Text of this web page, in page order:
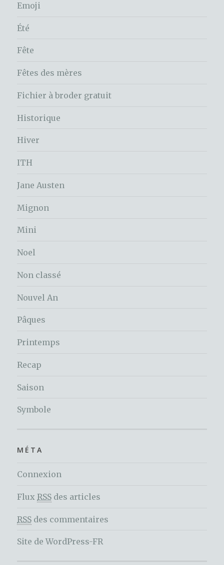
Emoji
Été
Fête
Fêtes des mères
Fichier à broder gratuit
Historique
Hiver
ITH
Jane Austen
Mignon
Mini
Noel
Non classé
Nouvel An
Pâques
Printemps
Recap
Saison
Symbole
MÉTA
Connexion
Flux RSS des articles
RSS des commentaires
Site de WordPress-FR